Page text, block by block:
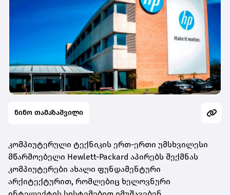
ნინო თამაზაშვილი
კომპიუტერული ტექნიკის ერთ-ერთი უმსხვილესი
მწარმოებელი Hewlett-Packard აპირებს შექმნას
კომპიუტერები ახალი ფუნდამენტური
არქიტექტურით, რომლებიც ხელოვნური